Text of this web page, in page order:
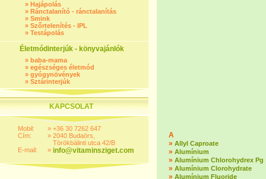
» Hajápolás
» Ránctalanító - ránctalanítás
» Smink
» Szőrtelenítés - IPL
» Testápolás
Életmódinterjúk - könyvajánlók
» baba-mama
» egészséges életmód
» gyógynövények
» Sztárinterjúk
KAPCSOLAT
Mobil:
Cím:
E-mail:
»
»
»
+36 30 7262 647
2040 Budaörs,
Törökbálinti utca 42/B
info@vitaminsziget.com
A
» Allyl Caproate
» Alumínium
» Alumínium Chlorohydrex Pg
» Alumínium Clorohydrate
» Alumínium Fluoride